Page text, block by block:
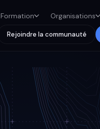
Formation Organisations
Rejoindre la communauté